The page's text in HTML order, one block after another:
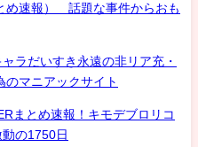
め速報） 話題な事件からおも
ラだいすき永遠の非リア充・
のマニアックサイト
まとめ速報！キモデブロリコ
の1750日